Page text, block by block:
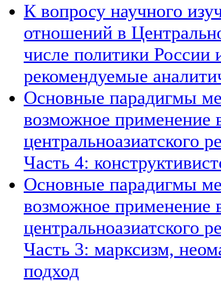
К вопросу научного
отношений в
числе политики России
рекомендуемые
Основные парадигмы
возможное применение
центральноазиатского
Часть 4:
Основные парадигмы
возможное применение
центральноазиатского
Часть 3: марксизм,
подход